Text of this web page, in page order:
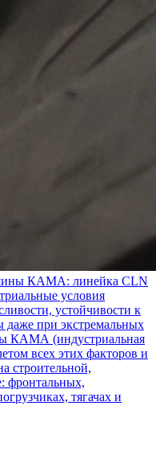
КАМА: линейка CLN
условия
устойчивости к
даже при экстремальных
КАМА (индустриальная
всех этих факторов и
строительной,
фронтальных,
тягачах и